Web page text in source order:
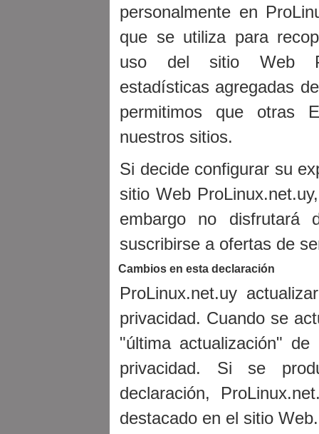
personalmente en
que se utiliza para
uso del sitio Web
estadísticas agregadas
permitimos que otras
nuestros sitios.
Si decide configurar su
sitio Web
embargo no disfrutará
suscribirse a ofertas de
Cambios en esta declaración
ProLinux.net.uy
privacidad. Cuando se
"última actualización"
privacidad. Si se
declaración,
destacado en el sitio Web.